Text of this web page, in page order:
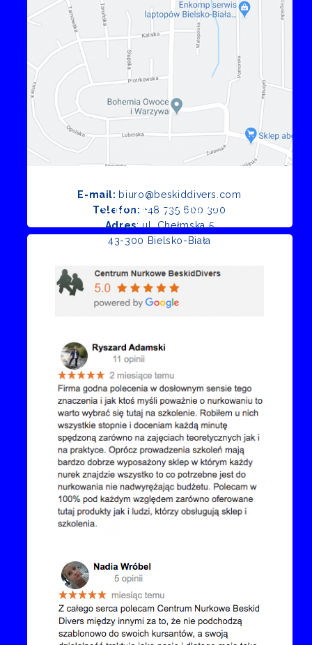
E-mail: biuro@beskiddivers.com
Telefon: +48 735 600 300
Adres: ul. Chełmska 5
43-300 Bielsko-Biała
Opinie Google